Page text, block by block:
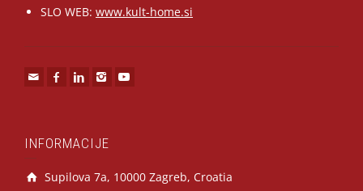
SLO WEB: www.kult-home.si
INFORMACIJE
Supilova 7a, 10000 Zagreb, Croatia